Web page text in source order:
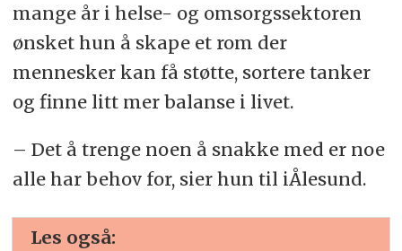
mange år i helse- og omsorgssektoren
ønsket hun å skape et rom der
mennesker kan få støtte, sortere tanker
og finne litt mer balanse i livet.
– Det å trenge noen å snakke med er noe
alle har behov for, sier hun til iÅlesund.
Les også: